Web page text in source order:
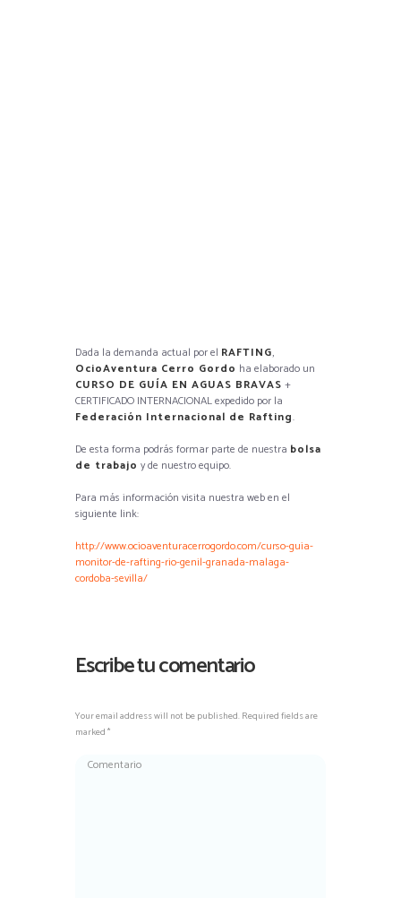
Dada la demanda actual por el RAFTING,
OcioAventura Cerro Gordo ha elaborado un
CURSO DE GUÍA EN AGUAS BRAVAS +
CERTIFICADO INTERNACIONAL expedido por la
Federación Internacional de Rafting.
De esta forma podrás formar parte de nuestra bolsa
de trabajo y de nuestro equipo.
Para más información visita nuestra web en el
siguiente link:
http://www.ocioaventuracerrogordo.com/curso-guia-
monitor-de-rafting-rio-genil-granada-malaga-
cordoba-sevilla/
Escribe tu comentario
Your email address will not be published. Required fields are
marked *